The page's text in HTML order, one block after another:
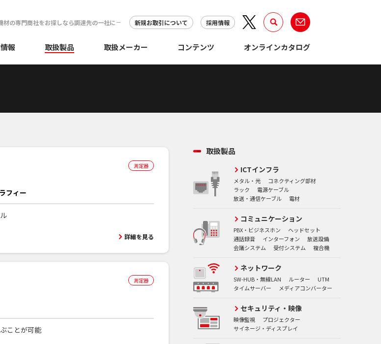
材の専門商社をお探しなら調達先の一社に 新規お取引について 採用情報
報 取扱製品 取扱メーカー コンテンツ オンラインカタログ
測定器
フィー
詳細を見る
測定器
ことが可能
取扱製品
ICTインフラ
メタル・光
コネクティング部材
ラック
電源ケーブル
放送・通信ケーブル
電材
コミュニケーション
PBX・ビジネスホン
ヘッドセット
通話録音
インターフォン
放送設備
会議システム
受付システム 複合機
ネットワーク
SW-HUB・無線LAN ルーター
UTM
タイムサーバー
メディアコンバーター
セキュリティ・映像
映像監視
プロジェクター
サイネージ・ディスプレイ